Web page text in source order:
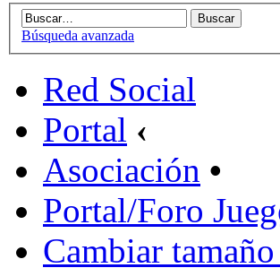
Búsqueda avanzada
Red Social
Portal ‹
Asociación •
Portal/Foro
Cambiar